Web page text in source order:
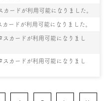
カードが利用可能になりました。
ードが利用可能になりました。
スカードが利用可能になりまし
スカードが利用可能になりまし